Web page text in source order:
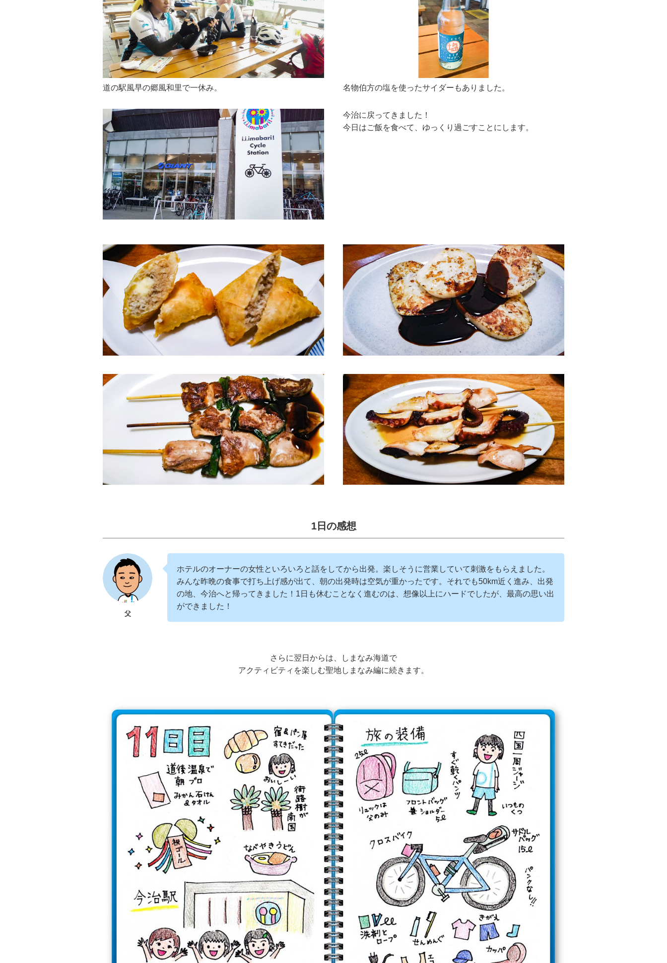
道の駅風早の郷風和里で一休み。 名物伯方の塩を使ったサイダーもありました。
今治に戻ってきました！
今日はご飯を食べて、ゆっくり過ごすことにします。
1日の感想
父
ホテルのオーナーの女性といろいろと話をしてから出発。楽しそうに営業していて刺激をもらえました。
みんな昨晩の食事で打ち上げ感が出て、朝の出発時は空気が重かったです。それでも50km近く進み、出発
の地、今治へと帰ってきました！1日も休むことなく進むのは、想像以上にハードでしたが、最高の思い出
ができました！
さらに翌日からは、しまなみ海道で
アクティビティを楽しむ聖地しまなみ編に続きます。